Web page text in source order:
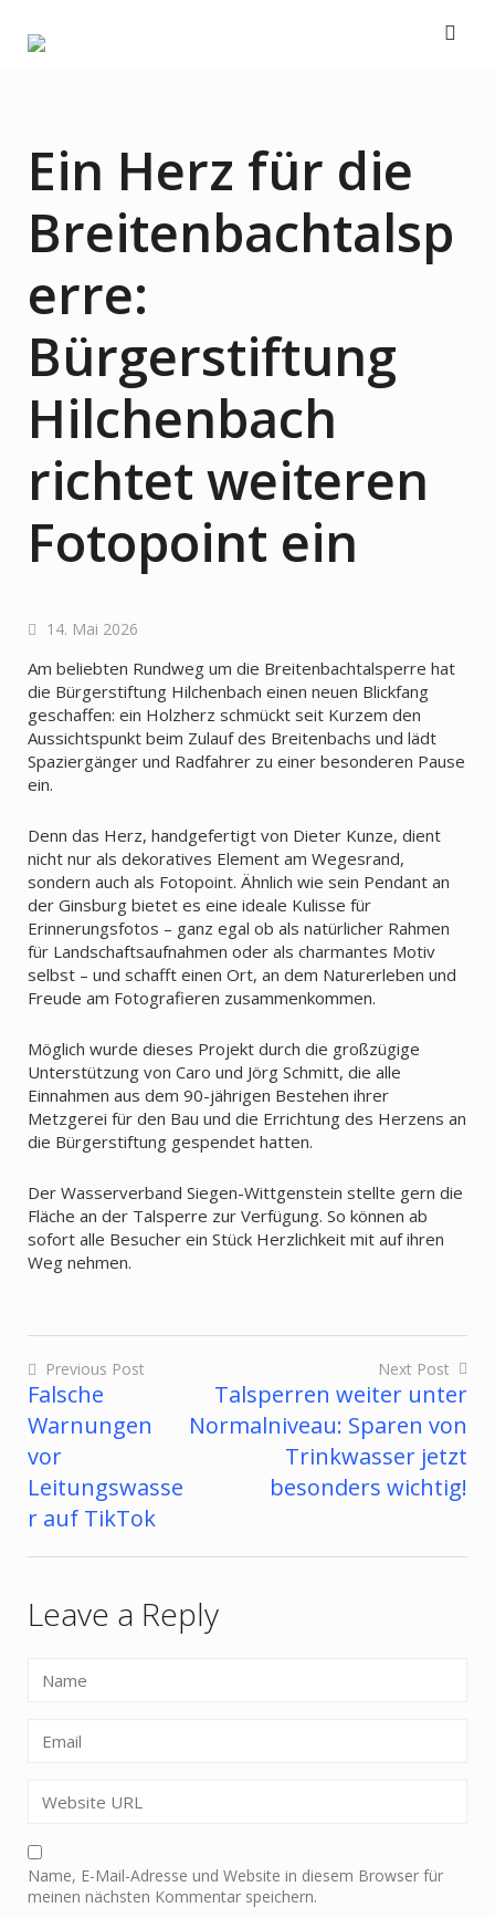
content
Ein Herz für die
Breitenbachtalsp
erre:
Bürgerstiftung
Hilchenbach
richtet weiteren
Fotopoint ein
14. Mai 2026
Am beliebten Rundweg um die Breitenbachtalsperre hat
die Bürgerstiftung Hilchenbach einen neuen Blickfang
geschaffen: ein Holzherz schmückt seit Kurzem den
Aussichtspunkt beim Zulauf des Breitenbachs und lädt
Spaziergänger und Radfahrer zu einer besonderen Pause
ein.
Denn das Herz, handgefertigt von Dieter Kunze, dient
nicht nur als dekoratives Element am Wegesrand,
sondern auch als Fotopoint. Ähnlich wie sein Pendant an
der Ginsburg bietet es eine ideale Kulisse für
Erinnerungsfotos – ganz egal ob als natürlicher Rahmen
für Landschaftsaufnahmen oder als charmantes Motiv
selbst – und schafft einen Ort, an dem Naturerleben und
Freude am Fotografieren zusammenkommen.
Möglich wurde dieses Projekt durch die großzügige
Unterstützung von Caro und Jörg Schmitt, die alle
Einnahmen aus dem 90-jährigen Bestehen ihrer
Metzgerei für den Bau und die Errichtung des Herzens an
die Bürgerstiftung gespendet hatten.
Der Wasserverband Siegen-Wittgenstein stellte gern die
Fläche an der Talsperre zur Verfügung. So können ab
sofort alle Besucher ein Stück Herzlichkeit mit auf ihren
Weg nehmen.
Beitragsnavigation
Previous Post
Falsche
Warnungen
vor
Leitungswasse
r auf TikTok
Next Post
Talsperren weiter unter
Normalniveau: Sparen von
Trinkwasser jetzt
besonders wichtig!
Leave a Reply
Name, E-Mail-Adresse und Website in diesem Browser für
meinen nächsten Kommentar speichern.